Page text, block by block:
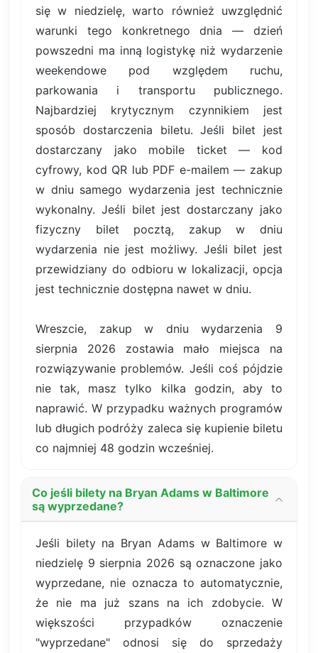
się w niedzielę, warto również uwzględnić
warunki tego konkretnego dnia — dzień
powszedni ma inną logistykę niż wydarzenie
weekendowe pod względem ruchu,
parkowania i transportu publicznego.
Najbardziej krytycznym czynnikiem jest
sposób dostarczenia biletu. Jeśli bilet jest
dostarczany jako mobile ticket — kod
cyfrowy, kod QR lub PDF e-mailem — zakup
w dniu samego wydarzenia jest technicznie
wykonalny. Jeśli bilet jest dostarczany jako
fizyczny bilet pocztą, zakup w dniu
wydarzenia nie jest możliwy. Jeśli bilet jest
przewidziany do odbioru w lokalizacji, opcja
jest technicznie dostępna nawet w dniu.
Wreszcie, zakup w dniu wydarzenia 9
sierpnia 2026 zostawia mało miejsca na
rozwiązywanie problemów. Jeśli coś pójdzie
nie tak, masz tylko kilka godzin, aby to
naprawić. W przypadku ważnych programów
lub długich podróży zaleca się kupienie biletu
co najmniej 48 godzin wcześniej.
Co jeśli bilety na Bryan Adams w Baltimore
są wyprzedane?
Jeśli bilety na Bryan Adams w Baltimore w
niedzielę 9 sierpnia 2026 są oznaczone jako
wyprzedane, nie oznacza to automatycznie,
że nie ma już szans na ich zdobycie. W
większości przypadków oznaczenie
"wyprzedane" odnosi się do sprzedaży